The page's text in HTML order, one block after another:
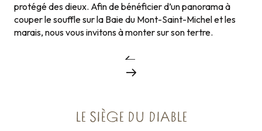
protégé des dieux. Afin de bénéficier d’un panorama à
couper le souffle sur la Baie du Mont-Saint-Michel et les
marais, nous vous invitons à monter sur son tertre.
LE SIÈGE DU DIABLE